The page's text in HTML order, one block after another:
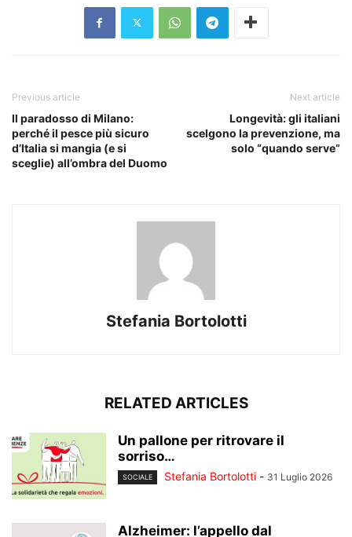
Previous article
Il paradosso di Milano:
perché il pesce più sicuro
d’Italia si mangia (e si
sceglie) all’ombra del Duomo
Next article
Longevità: gli italiani
scelgono la prevenzione, ma
solo “quando serve”
Stefania Bortolotti
RELATED ARTICLES
Un pallone per ritrovare il
sorriso…
SOCIALE Stefania Bortolotti - 31 Luglio 2026
Alzheimer: l’appello dal